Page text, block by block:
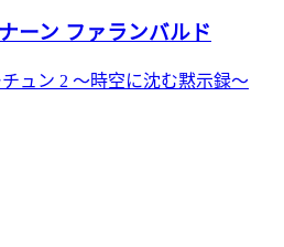
ーン ファランバルド
ュン 2 ～時空に沈む黙示録～